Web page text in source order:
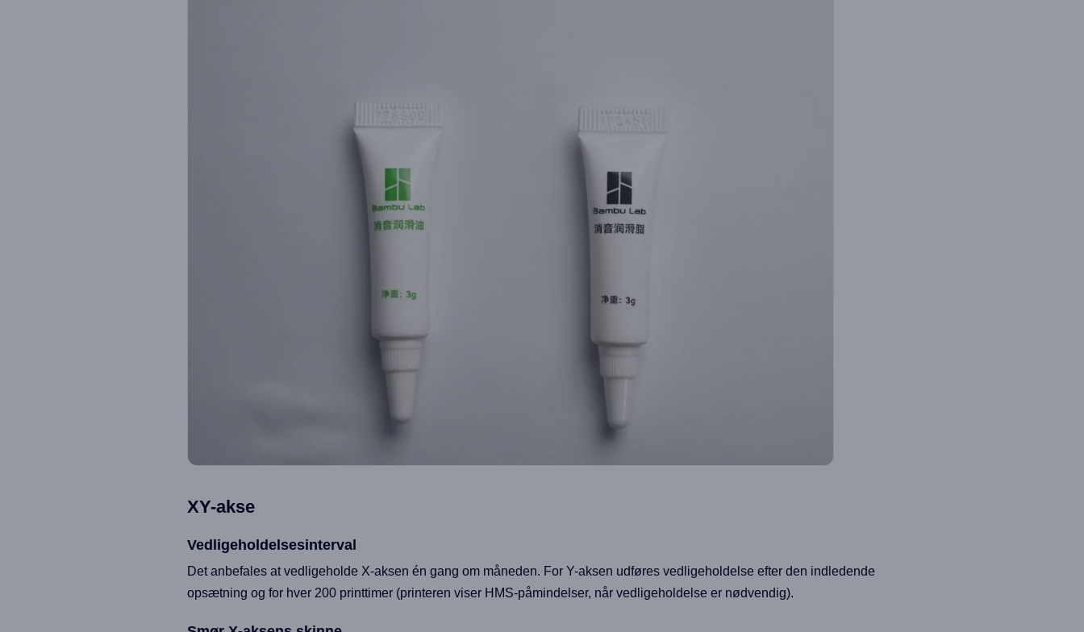
XY-akse
Vedligeholdelsesinterval
Det anbefales at vedligeholde X-aksen én gang om måneden. For Y-aksen udføres vedligeholdelse efter den indledende
opsætning og for hver 200 printtimer (printeren viser HMS-påmindelser, når vedligeholdelse er nødvendig).